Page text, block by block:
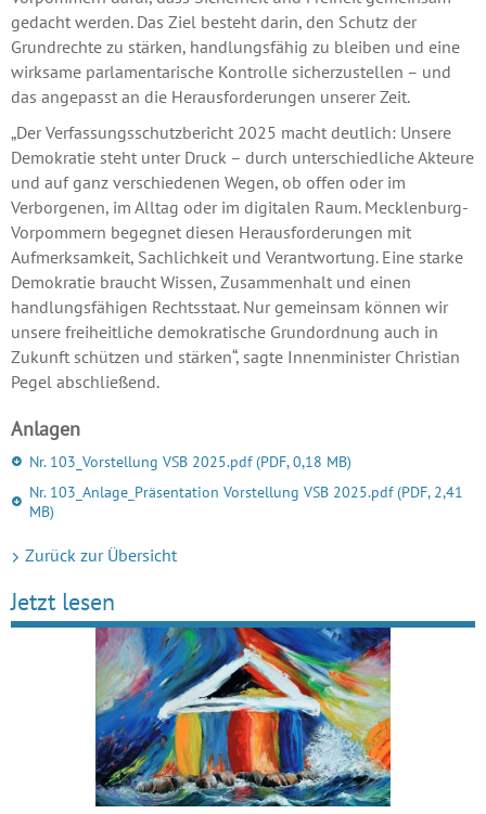
gedacht werden. Das Ziel besteht darin, den Schutz der
Grundrechte zu stärken, handlungsfähig zu bleiben und eine
wirksame parlamentarische Kontrolle sicherzustellen – und
das angepasst an die Herausforderungen unserer Zeit.
„Der Verfassungsschutzbericht 2025 macht deutlich: Unsere
Demokratie steht unter Druck – durch unterschiedliche Akteure
und auf ganz verschiedenen Wegen, ob offen oder im
Verborgenen, im Alltag oder im digitalen Raum. Mecklenburg-
Vorpommern begegnet diesen Herausforderungen mit
Aufmerksamkeit, Sachlichkeit und Verantwortung. Eine starke
Demokratie braucht Wissen, Zusammenhalt und einen
handlungsfähigen Rechtsstaat. Nur gemeinsam können wir
unsere freiheitliche demokratische Grundordnung auch in
Zukunft schützen und stärken“, sagte Innenminister Christian
Pegel abschließend.
Anlagen
Nr. 103_Vorstellung VSB 2025.pdf (PDF, 0,18 MB)
Nr. 103_Anlage_Präsentation Vorstellung VSB 2025.pdf (PDF, 2,41
MB)
Zurück zur Übersicht
Jetzt lesen